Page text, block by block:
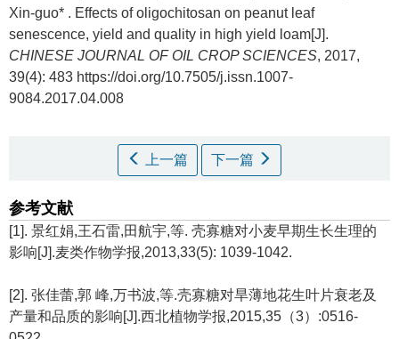
Xin-guo* . Effects of oligochitosan on peanut leaf
senescence, yield and quality in high yield loam[J].
CHINESE JOURNAL OF OIL CROP SCIENCES, 2017,
39(4): 483 https://doi.org/10.7505/j.issn.1007-
9084.2017.04.008
上一篇 下一篇
参考文献
[1]. 景红娟,王石雷,田航宇,等. 壳寡糖对小麦早期生长生理的
影响[J].麦类作物学报,2013,33(5): 1039-1042.
[2]. 张佳蕾,郭 峰,万书波,等.壳寡糖对旱薄地花生叶片衰老及
产量和品质的影响[J].西北植物学报,2015,35（3）:0516-